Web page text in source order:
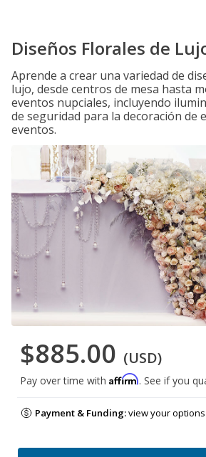
Diseños Florales de
Aprende a crear una variedad de
lujo, desde centros de mesa hasta
eventos nupciales, incluyendo
de seguridad para la decoración de
eventos.
$885.00 (USD)
Pay over time with Affirm. See if you
Payment & Funding:view your options